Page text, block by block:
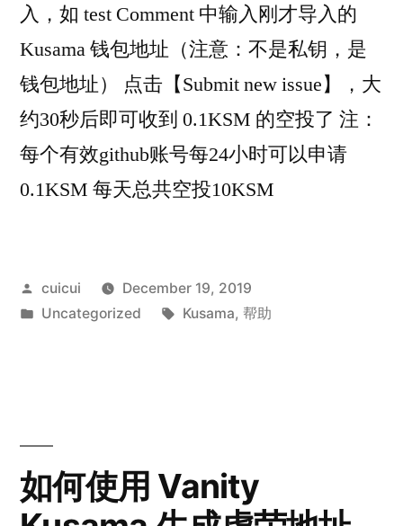
入，如 test Comment 中输入刚才导入的
Kusama 钱包地址（注意：不是私钥，是
钱包地址） 点击【Submit new issue】，大
约30秒后即可收到 0.1KSM 的空投了 注：
每个有效github账号每24小时可以申请
0.1KSM 每天总共空投10KSM
Posted
by
cuicui
December 19, 2019
Posted
Uncategorized Tags:
Kusama, 帮助
如何使用 Vanity